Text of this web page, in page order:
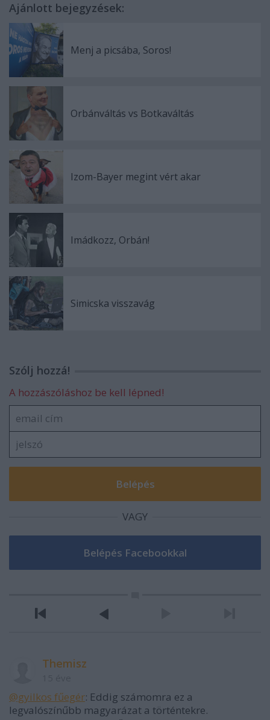
Ajánlott bejegyzések:
Menj a picsába, Soros!
Orbánváltás vs Botkaváltás
Izom-Bayer megint vért akar
Imádkozz, Orbán!
Simicska visszavág
Szólj hozzá!
A hozzászóláshoz be kell lépned!
VAGY
Themisz
@gyilkos fűegér: Eddig számomra ez a
legvalószínűbb magyarázat a történtekre.